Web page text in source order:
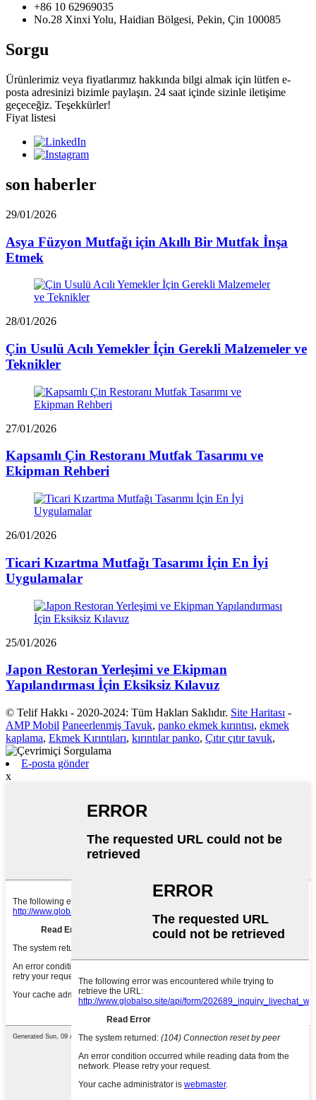
+86 10 62969035
No.28 Xinxi Yolu, Haidian Bölgesi, Pekin, Çin 100085
Sorgu
Ürünlerimiz veya fiyatlarımız hakkında bilgi almak için lütfen e-
posta adresinizi bizimle paylaşın. 24 saat içinde sizinle iletişime
geçeceğiz. Teşekkürler!
Fiyat listesi
son haberler
29/01/2026
Asya Füzyon Mutfağı için Akıllı Bir Mutfak İnşa
Etmek
28/01/2026
Çin Usulü Acılı Yemekler İçin Gerekli Malzemeler ve
Teknikler
27/01/2026
Kapsamlı Çin Restoranı Mutfak Tasarımı ve
Ekipman Rehberi
26/01/2026
Ticari Kızartma Mutfağı Tasarımı İçin En İyi
Uygulamalar
25/01/2026
Japon Restoran Yerleşimi ve Ekipman
Yapılandırması İçin Eksiksiz Kılavuz
© Telif Hakkı - 2020-2024: Tüm Hakları Saklıdır. Site Haritası -
AMP Mobil Paneerlenmiş Tavuk, panko ekmek kırıntısı, ekmek
kaplama, Ekmek Kırıntıları, kırıntılar panko, Çıtır çıtır tavuk,
E-posta gönder
x